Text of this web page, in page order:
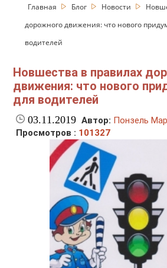
Главная Блог Новости
дорожного движения: что нового
водителей
Новшества в правилах
движения: что нового
для водителей
03.11.2019 Автор: Понзель
Просмотров : 101327